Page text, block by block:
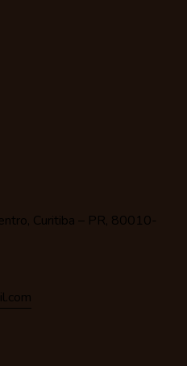
Curitiba – PR, 80010-